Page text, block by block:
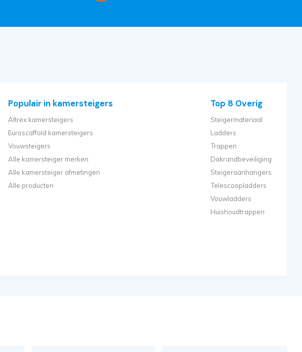
Populair in kamersteigers
Altrex kamersteigers
Euroscaffold kamersteigers
Vouwsteigers
Alle kamersteiger merken
Alle kamersteiger afmetingen
Alle producten
Top 8 Overig
Steigermateriaal
Ladders
Trappen
Dakrandbeveiliging
Steigeraanhangers
Telescoopladders
Vouwladders
Huishoudtrappen